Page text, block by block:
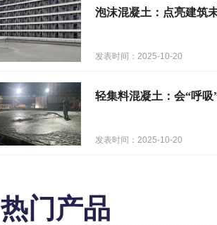
泡沫混凝土：点亮建筑
发表时间：2025-10-20
轻集料混凝土：会“呼
发表时间：2025-10-20
热门产品